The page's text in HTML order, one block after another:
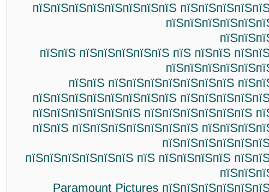
пїЅпїЅпїЅпїЅпїЅпїЅпїЅпїЅ
пїЅпїЅ пїЅпїЅпїЅпїЅпїЅ пїЅ пїЅпїЅ
пїЅпїЅ пїЅпїЅпїЅпїЅпїЅпїЅпїЅ
пїЅпїЅпїЅпїЅпїЅпїЅпїЅпїЅ
пїЅпїЅпїЅпїЅпїЅпїЅ пїЅпїЅпїЅпїЅпїЅпїЅ
пїЅпїЅ пїЅпїЅпїЅпїЅпїЅпїЅпїЅ
пїЅпїЅпїЅпїЅпїЅпїЅ пїЅ пїЅпїЅпїЅпїЅ
Paramount Pictures